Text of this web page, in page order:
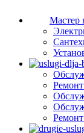
Мастер